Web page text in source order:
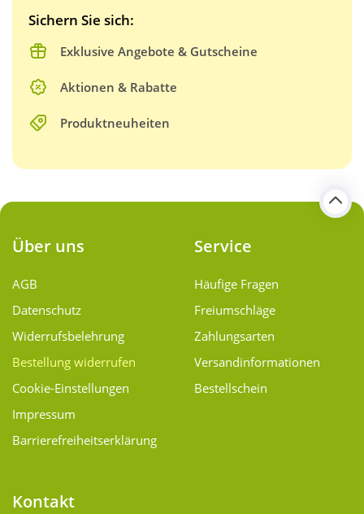
Sichern Sie sich:
Exklusive Angebote & Gutscheine
Aktionen & Rabatte
Produktneuheiten
Über uns
AGB
Datenschutz
Widerrufsbelehrung
Bestellung widerrufen
Cookie-Einstellungen
Impressum
Barrierefreiheitserklärung
Service
Häufige Fragen
Freiumschläge
Zahlungsarten
Versand­informationen
Bestellschein
Kontakt